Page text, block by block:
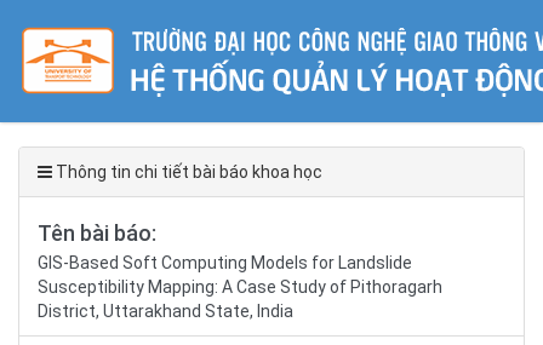
Thông tin chi tiết bài báo khoa học
Tên bài báo:
GIS-Based Soft Computing Models for Landslide
Susceptibility Mapping: A Case Study of Pithoragarh
District, Uttarakhand State, India